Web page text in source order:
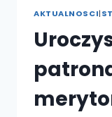
AKTUALNOSCI|